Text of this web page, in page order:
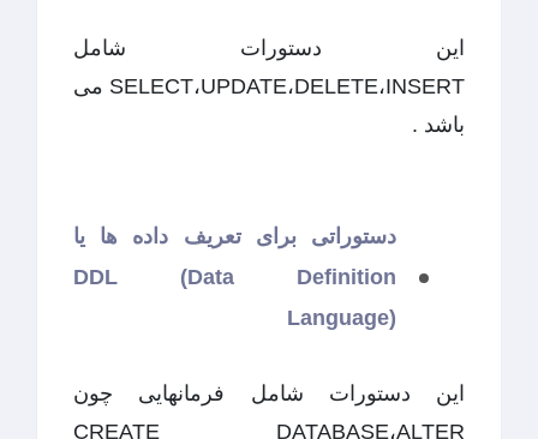
این دستورات شامل
SELECT،UPDATE،DELETE،INSERT می
باشد .
دستوراتی برای تعریف داده ها یا
DDL (Data Definition
Language)
این دستورات شامل فرمانهایی چون
CREATE DATABASE،ALTER